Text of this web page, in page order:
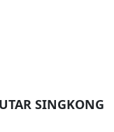
SINGKONG